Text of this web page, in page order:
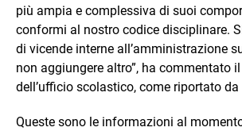
più ampia e complessiva di suoi
conformi al nostro codice disciplinare.
di vicende interne all’amministrazione
non aggiungere altro”, ha commentato
dell’ufficio scolastico, come riportato da
Queste sono le informazioni al